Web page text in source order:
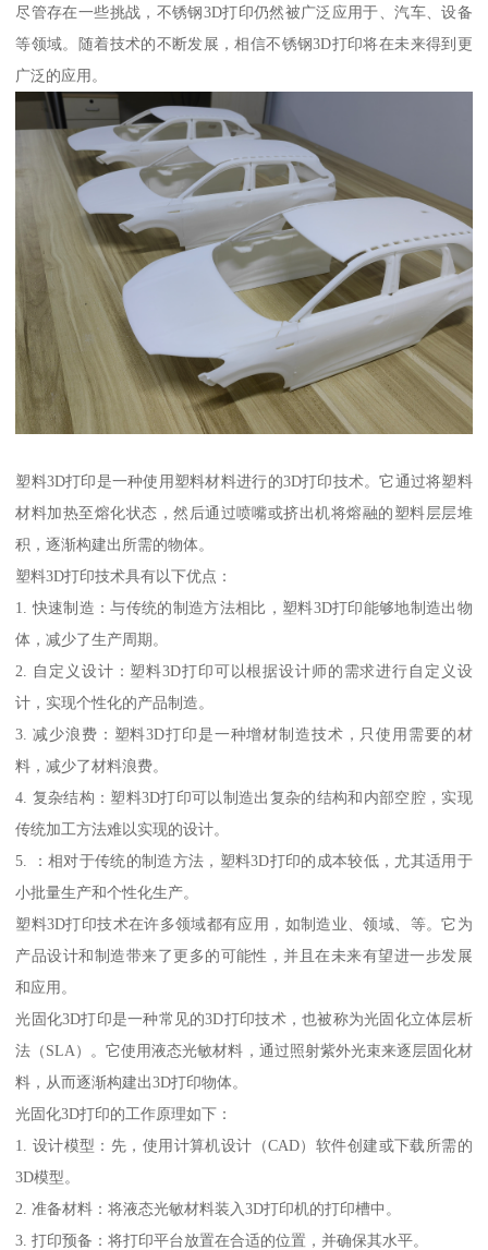
尽管存在一些挑战，不锈钢3D打印仍然被广泛应用于、汽车、设备
等领域。随着技术的不断发展，相信不锈钢3D打印将在未来得到更
广泛的应用。
塑料3D打印是一种使用塑料材料进行的3D打印技术。它通过将塑料
材料加热至熔化状态，然后通过喷嘴或挤出机将熔融的塑料层层堆
积，逐渐构建出所需的物体。
塑料3D打印技术具有以下优点：
1. 快速制造：与传统的制造方法相比，塑料3D打印能够地制造出物
体，减少了生产周期。
2. 自定义设计：塑料3D打印可以根据设计师的需求进行自定义设
计，实现个性化的产品制造。
3. 减少浪费：塑料3D打印是一种增材制造技术，只使用需要的材
料，减少了材料浪费。
4. 复杂结构：塑料3D打印可以制造出复杂的结构和内部空腔，实现
传统加工方法难以实现的设计。
5. ：相对于传统的制造方法，塑料3D打印的成本较低，尤其适用于
小批量生产和个性化生产。
塑料3D打印技术在许多领域都有应用，如制造业、领域、等。它为
产品设计和制造带来了更多的可能性，并且在未来有望进一步发展
和应用。
光固化3D打印是一种常见的3D打印技术，也被称为光固化立体层析
法（SLA）。它使用液态光敏材料，通过照射紫外光束来逐层固化材
料，从而逐渐构建出3D打印物体。
光固化3D打印的工作原理如下：
1. 设计模型：先，使用计算机设计（CAD）软件创建或下载所需的
3D模型。
2. 准备材料：将液态光敏材料装入3D打印机的打印槽中。
3. 打印预备：将打印平台放置在合适的位置，并确保其水平。